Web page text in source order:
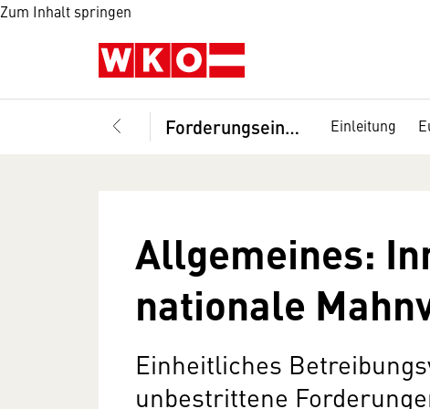
Zum Inhalt springen
Forderungseintreibung in der EU Einleitung
Allgemeines:
nationale
Einheitliches
unbestrittene